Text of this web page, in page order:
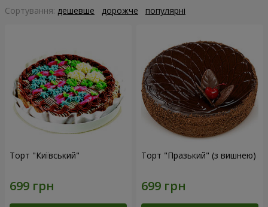
Сортування: дешевше дорожче популярні
Торт "Київський" Торт "Празький" (з вишнею)